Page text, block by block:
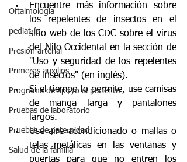
Oftalmología
pediatría
Presión arterial
Primeros auxilios
Programa de apoyo al paciente
Pruebas de laboratorio
Pruebas de paternidad
Salud de la familia
Encuentre más información sobre
los repelentes de insectos en el
sitio web de los CDC sobre el virus
del Nilo Occidental en la sección de
"Uso y seguridad de los repelentes
de insectos" (en inglés).
Si el tiempo lo permite, use camisas
de manga larga y pantalones
largos.
Use aire acondicionado o mallas o
telas metálicas en las ventanas y
puertas para que no entren los